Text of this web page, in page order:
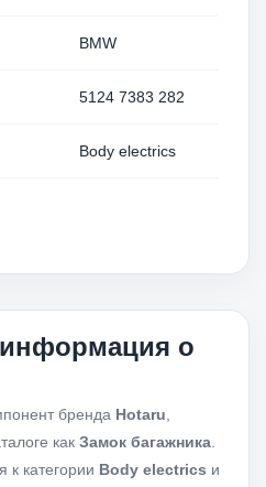
BMW
5124 7383 282
Body electrics
о
бренда Hotaru
как Замок багажника
к категории Body electrics и